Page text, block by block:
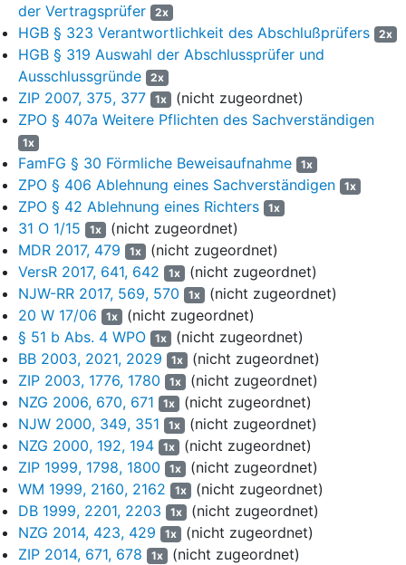
(8) Bei den Synergien fehle ein Ansatz der nach 2022
auftretenden Verbundeffekte, nachdem im Übernahmeangebot die
Planungsphase bis 2024 verlängert worden sei. Weiterhin hätte
neben den Kostensteigerungen auch die finanzwirtschaftlichen
und steuerlichen Synergien sowie Ertragssteigerungen und
produktbezogene Synergien berücksichtigt werden müssen. In
der Ewigen Rente müsse es zu einer Erhöhung der
Synergieeffekte um mindestens € 99 Mio. kommen, weil der
Ansatz der erwarteten Verwaltungssynergien durch die Reduktion
von Personalredundanzen allein in Phase I, nicht aber im Terminal
Value nicht nachvollzogen werden könne. Auch im Jahr 2022
müsse es zu einer Zurechnung von Kostensynergien in Höhe von
€ 299 Mio. kommen, weil in diesem Jahr nach der Aussage eines
Vorstandsmitglieds im Handelsblatt vom 4.3.2022 die
Integrationsphase drei Jahre dauere und dann der volle Betrag
von € 299 Mio. erreicht sei. Überhöht sei der Ansatz von
Implementierungskosten von USD 1,128 Mrd., nachdem die
Antragsgegnerin ebenso wie die L… AG nur solche in Höhe von
US-$ 1 Mrd. unter Einschluss der Transaktionskosten von
tatsächlich geplanten € 350 Mio. erwarte. Die Planung sei
unplausibel, weil angesichts von Synergien in der Ewigen Rente
von lediglich € 299 Mio. und jährlichen Kosten von € 450 Mio. die
Verbundvorteile durch Kosten um rund € 150 Mio. überschritten
würden. Auch hätte eine Anpassung des Wechselkurses erfolgen
müssen.
(9) Die angesetzten Abschreibungen seien übersetzt, weil darin
vor allem Abschreibungen auf den Firmenwert der B… G… plc.
der Vertragsprüfer
2x
HGB § 323 Verantwortlichkeit des Abschlußprüfers 2x
HGB § 319 Auswahl der Abschlussprüfer und
Ausschlussgründe
2x
ZIP 2007, 375, 377 1x (nicht zugeordnet)
ZPO § 407a Weitere Pflichten des Sachverständigen
1x
FamFG § 30 Förmliche Beweisaufnahme 1x
ZPO § 406 Ablehnung eines Sachverständigen 1x
ZPO § 42 Ablehnung eines Richters 1x
31 O 1/15 1x (nicht zugeordnet)
MDR 2017, 479
1x (nicht zugeordnet)
VersR 2017, 641, 642
1x (nicht zugeordnet)
NJW-RR 2017, 569, 570
1x (nicht zugeordnet)
20 W 17/06
1x (nicht zugeordnet)
§ 51 b Abs. 4 WPO
1x (nicht zugeordnet)
BB 2003, 2021, 2029
1x (nicht zugeordnet)
ZIP 2003, 1776, 1780
1x (nicht zugeordnet)
NZG 2006, 670, 671
1x (nicht zugeordnet)
NJW 2000, 349, 351
1x (nicht zugeordnet)
NZG 2000, 192, 194
1x (nicht zugeordnet)
ZIP 1999, 1798, 1800
1x (nicht zugeordnet)
WM 1999, 2160, 2162
1x (nicht zugeordnet)
DB 1999, 2201, 2203
1x (nicht zugeordnet)
NZG 2014, 423, 429
1x (nicht zugeordnet)
ZIP 2014, 671, 678
1x (nicht zugeordnet)